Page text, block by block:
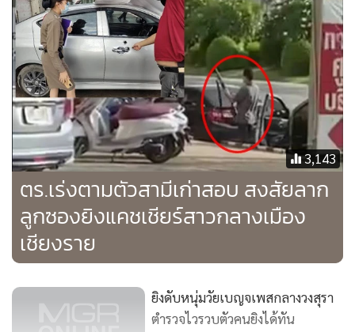
พ.ต.อ.โสภณ ม่วงเฟื่อง ผกก.สภ.เมืองเชียงราย เปิดเผยว่า ทางชุด
สืบสวน สภ.เมืองเชียงราย ร่วมกับ กก.สส.ภ.จว.เชียงราย ได้ใช้วิธี
การไล่ดูภาพกล้องวงจรปิดหลายจุดเป็นหลัก จนพบแหล่งซ่อนตัว
ในเขต ต.บ้านดู่ และเข้าจับกุมตัวได้ เบื้องต้น ผู้ต้องหาให้การรับ
สารภาพ
สำหรับสาเหตุที่ก่อเหตุคือการทะเลาะวิวาทกันภายในครอบครัว
แต่กลับถึงขั้นใช้อาวุธปืนออกมายิงข่มขู่ และนำปืนมายิงในที่
เจ้าหน้าที่ยังทราบว่าเคยมีเหตุบุกไปยิงปืนในบ้านของฝ่ายหญิง
และข่มขู่ครอบครัว เหตุเกิดเมื่อคืนวันที่ 25 พ.ค.ที่ผ่านมา แต่ครั้ง
3,143
ตร.เร่งตามตัวสามีเก่าสอบ สงสัยลาก
ลูกซองยิงแคชเชียร์สาวกลางเมือง
เชียงราย
ยิงดับหนุ่มวัยเบญจเพสกลางวงสุรา
ตำรวจไวรวบตัวคนยิงได้ทัน